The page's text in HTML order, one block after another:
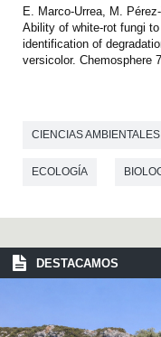
E. Marco-Urrea, M.
Ability of white-rot fungi
identification of
versicolor. Chemosphere
CIENCIAS AMBIENTALES
ECOLOGÍA
DESTACAMOS